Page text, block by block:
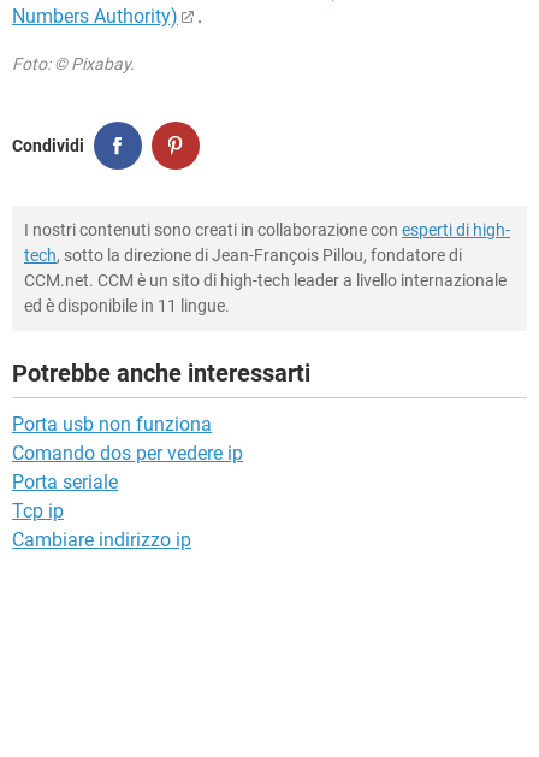
Numbers Authority)
.
Foto: © Pixabay.
Condividi
I nostri contenuti sono creati in collaborazione con esperti di high-
tech, sotto la direzione di Jean-François Pillou, fondatore di
CCM.net. CCM è un sito di high-tech leader a livello internazionale
ed è disponibile in 11 lingue.
Potrebbe anche interessarti
Porta usb non funziona
Comando dos per vedere ip
Porta seriale
Tcp ip
Cambiare indirizzo ip